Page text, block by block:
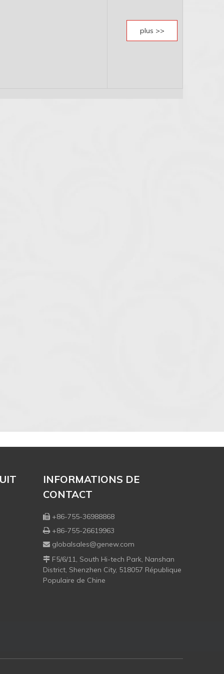
plus >>
INFORMATIONS DE
CONTACT
 +86-755-36988868
 +86-755-26619963
 globalsales@genew.com
 F5/6/11, South Hi-tech Park, Nanshan
District, Shenzhen City, 518057 République
Populaire de Chine